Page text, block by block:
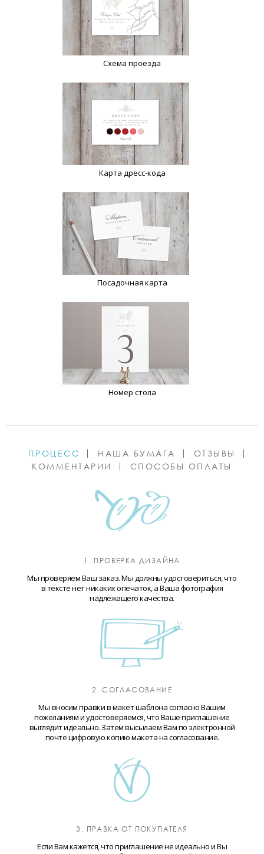
Схема проезда
Карта дресс-кода
Посадочная карта
Номер стола
ПРОЦЕСС НАША БУМАГА
ОТЗЫВЫ
КОММЕНТАРИИ
СПОСОБЫ ОПЛАТЫ
1. ПРОВЕРКА ДИЗАЙНА
Мы проверяем Ваш заказ. Мы должны удостовериться, что
в тексте нет никаких опечаток, а Ваша фотография
надлежащего качества.
2. СОГЛАСОВАНИЕ
Мы вносим правки в макет шаблона согласно Вашим
пожеланиям и удостоверяемся, что Ваше приглашение
выглядит идеально. Затем высылаем Вам по электронной
почте цифровую копию макета на согласование.
3. ПРАВКА ОТ ПОКУПАТЕЛЯ
Если Вам кажется, что приглашение не идеально и Вы